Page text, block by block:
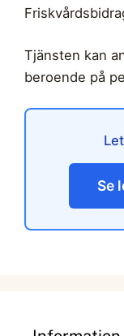
Tjänsten kan
beroende på
Se